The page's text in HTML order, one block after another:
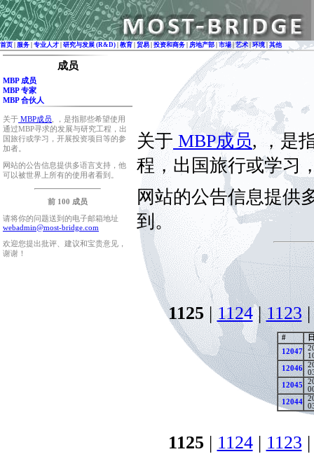
首页 服务 专业人才 研究与发展 (R&D) 教育 贸易 投资和商务 房地产部 市場|艺术|环境| 其他
成员
MBP 成员
MBP 专家
MBP 合伙人
关于 MBP成员 , ，是指那些希望使用
通过MBP寻求的发展与研究工程，出
国旅行或学习，开展投资项目等的参
加者。
网站的公告信息提供多语言支持，他
可以被世界上所有的使用者看到。
前 100 成员
请将你的问题送到的电子邮箱地址
webadmin@most-bridge.com
欢迎您提出批评、建议和宝贵意见，
谢谢！
关于 MBP成员, ，是
程，出国旅行或学习
网站的公告信息提供
到。
1125|1124|1123
#
12047
12046
12045
12044
1125 | 1124| 1123